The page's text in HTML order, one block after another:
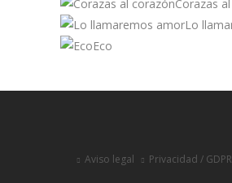
Corazas
Lo
Eco
Aviso legal Privacidad / GDPR